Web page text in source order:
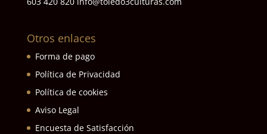
Otros enlaces
Forma de pago
Política de Privacidad
Política de cookies
Aviso Legal
Encuesta de Satisfacción